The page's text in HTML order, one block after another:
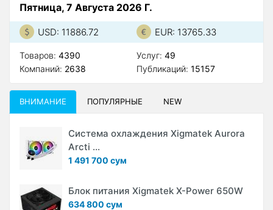
Пятница, 7 Августа 2026 Г.
USD: 11886.72 EUR: 13765.33
Товаров: 4390
Компаний: 2638
Услуг: 49
Публикаций: 15157
ВНИМАНИЕ ПОПУЛЯРНЫЕ NEW
Система охлаждения Xigmatek Aurora
Arcti ...
1 491 700 сум
Блок питания Xigmatek X-Power 650W
634 800 сум